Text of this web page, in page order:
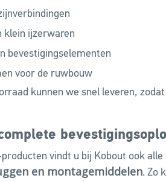
klein ijzerwaren
bevestigingselementen
voor de ruwbouw
kunnen we snel leveren,
vindt u bij Kobout ook alle
en montagemiddelen. Zo